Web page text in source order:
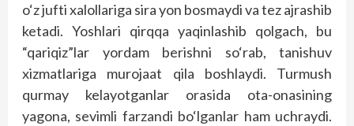
o‘z jufti xalollariga sira yon bosmaydi va tez ajrashib
ketadi. Yoshlari qirqqa yaqinlashib qolgach, bu
“qariqiz”lar yordam berishni so‘rab, tanishuv
xizmatlariga murojaat qila boshlaydi. Turmush
qurmay kelayotganlar orasida ota-onasining
yagona, sevimli farzandi bo‘lganlar ham uchraydi.